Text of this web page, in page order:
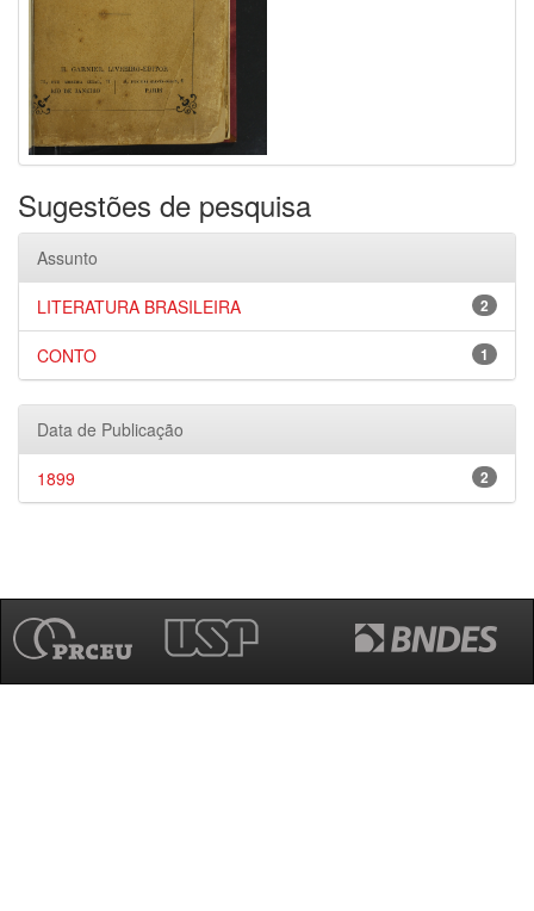
Sugestões de pesquisa
Assunto
2
LITERATURA BRASILEIRA
1
CONTO
Data de Publicação
2
1899